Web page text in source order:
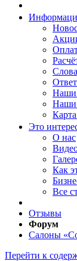
Наши
Наши
Это
O нас
Как
Все
Отзывы
Форум
Салоны
Перейти к